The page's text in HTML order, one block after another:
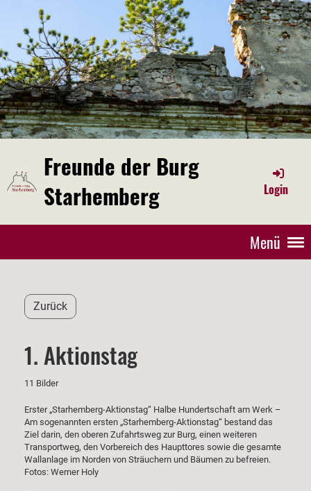
Freunde der Burg
Starhemberg
Login
Menü
Zurück
1. Aktionstag
11 Bilder
Erster „Starhemberg-Aktionstag“ Halbe Hundertschaft am Werk –
Am sogenannten ersten „Starhemberg-Aktionstag“ bestand das
Ziel darin, den oberen Zufahrtsweg zur Burg, einen weiteren
Transportweg, den Vorbereich des Haupttores sowie die gesamte
Wallanlage im Norden von Sträuchern und Bäumen zu befreien.
Fotos: Werner Holy